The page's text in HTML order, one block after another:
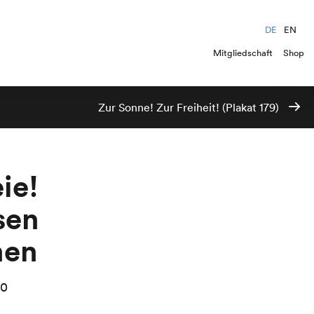
DE
EN
Mitgliedschaft
Shop
Zur Sonne! Zur Freiheit! (Plakat 179)